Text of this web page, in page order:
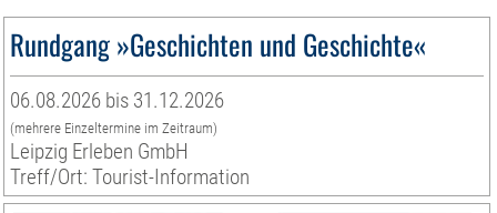
Rundgang »Geschichten und Geschichte«
06.08.2026 bis 31.12.2026
(mehrere Einzeltermine im Zeitraum)
Leipzig Erleben GmbH
Treff/Ort: Tourist-Information